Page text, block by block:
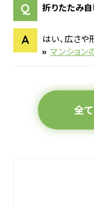
Q 折りたたみ
A
はい、広さ
» マンション
全